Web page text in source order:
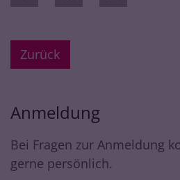
Zurück
Anmeldung
Bei Fragen zur Anmeldung
gerne persönlich.